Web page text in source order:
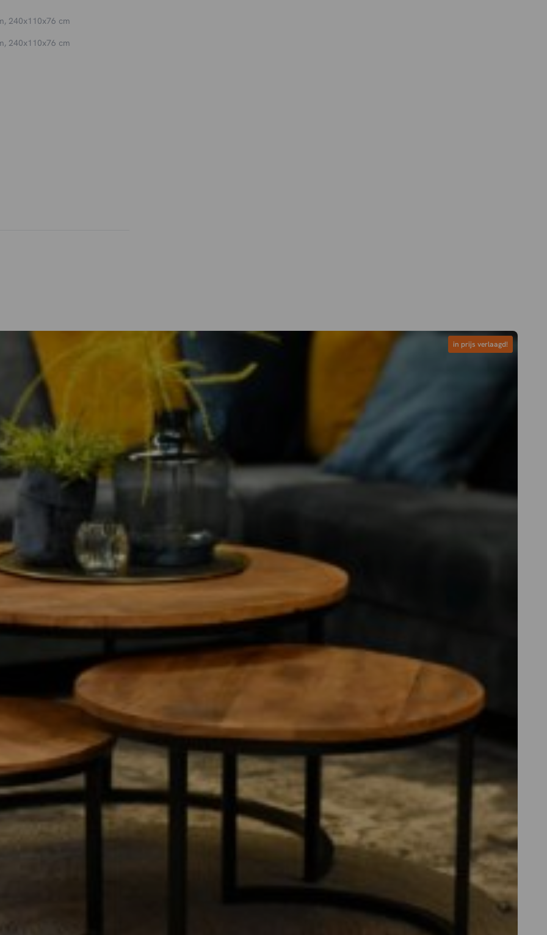
, 240x110x76 cm
240x110x76 cm
in prijs verlaagd!
in prijs verlaagd!